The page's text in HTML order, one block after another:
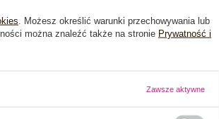
. Możesz określić warunki przechowywania lub
można znaleźć także na stronie Prywatność i
Zawsze aktywne